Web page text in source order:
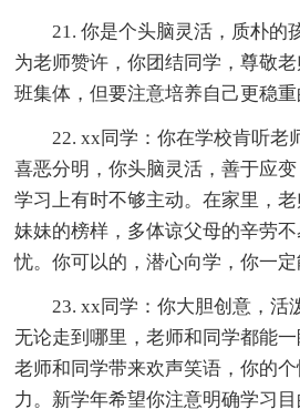
21. 你是个头脑灵活，质朴的
为老师赞许，你团结同学，尊敬
班集体，但要注意培养自己更稳重
22. xx同学：你在学校肯听老
喜恶分明，你头脑灵活，善于应
学习上有时不够主动。在家里，
妹妹的榜样，多体谅父母的辛劳
忧。你可以的，潜心向学，你一定
23. xx同学：你大胆创意，活
无论走到哪里，老师和同学都能
老师和同学带来欢声笑语，你的
力。新学年希望你注意明确学习